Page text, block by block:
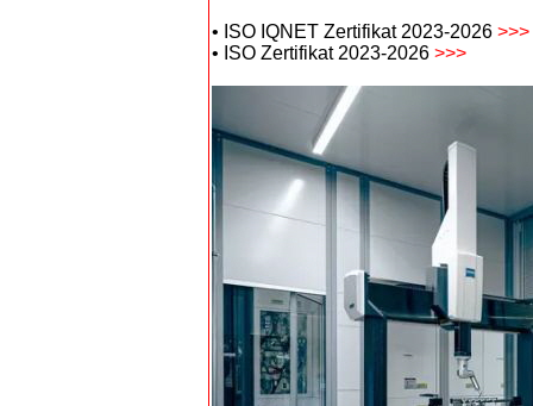
• ISO IQNET Zertifikat 2023-2026 >>>
• ISO Zertifikat 2023-2026 >>>